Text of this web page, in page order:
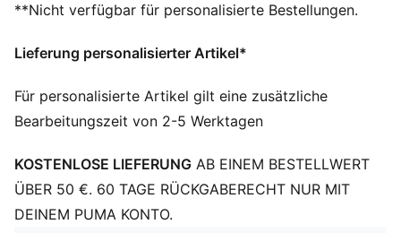
dennoch wie ultraweiche Baumwolle an
DETAILS
Lange Ärmel
Reguläre Länge
Thermoregulierungstechnologie, die es den Stoffen
ermöglicht, dynamisch auf die Körperwärme zu
reagieren
**Nicht verfügbar für personalisierte Bestellungen.
Lieferung personalisierter Artikel*
Für personalisierte Artikel gilt eine zusätzliche
Bearbeitungszeit von 2-5 Werktagen
KOSTENLOSE LIEFERUNG AB EINEM BESTELLWERT
ÜBER 50 €. 60 TAGE RÜCKGABERECHT NUR MIT
DEINEM PUMA KONTO.